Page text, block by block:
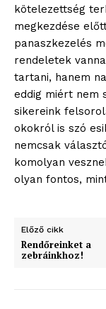
kötelezettség
megkezdése
panaszkezelés
rendeletek
tartani, hanem
eddig miért nem
sikereink
okokról is szó
nemcsak
komolyan
olyan fontos,
Előző cikk
Rendőreinket a
zebráinkhoz!